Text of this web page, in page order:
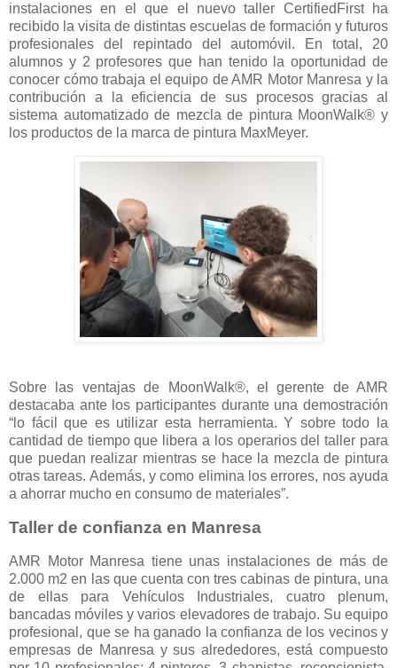
instalaciones en el que el nuevo taller CertifiedFirst ha
recibido la visita de distintas escuelas de formación y futuros
profesionales del repintado del automóvil. En total, 20
alumnos y 2 profesores que han tenido la oportunidad de
conocer cómo trabaja el equipo de AMR Motor Manresa y la
contribución a la eficiencia de sus procesos gracias al
sistema automatizado de mezcla de pintura MoonWalk® y
los productos de la marca de pintura MaxMeyer.
Sobre las ventajas de MoonWalk®, el gerente de AMR
destacaba ante los participantes durante una demostración
“lo fácil que es utilizar esta herramienta. Y sobre todo la
cantidad de tiempo que libera a los operarios del taller para
que puedan realizar mientras se hace la mezcla de pintura
otras tareas. Además, y como elimina los errores, nos ayuda
a ahorrar mucho en consumo de materiales”.
Taller de confianza en Manresa
AMR Motor Manresa tiene unas instalaciones de más de
2.000 m2 en las que cuenta con tres cabinas de pintura, una
de ellas para Vehículos Industriales, cuatro plenum,
bancadas móviles y varios elevadores de trabajo. Su equipo
profesional, que se ha ganado la confianza de los vecinos y
empresas de Manresa y sus alrededores, está compuesto